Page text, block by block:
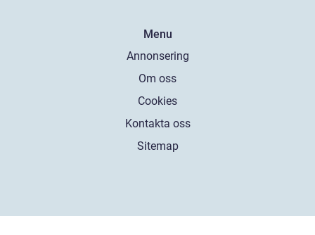
Menu
Annonsering
Om oss
Cookies
Kontakta oss
Sitemap